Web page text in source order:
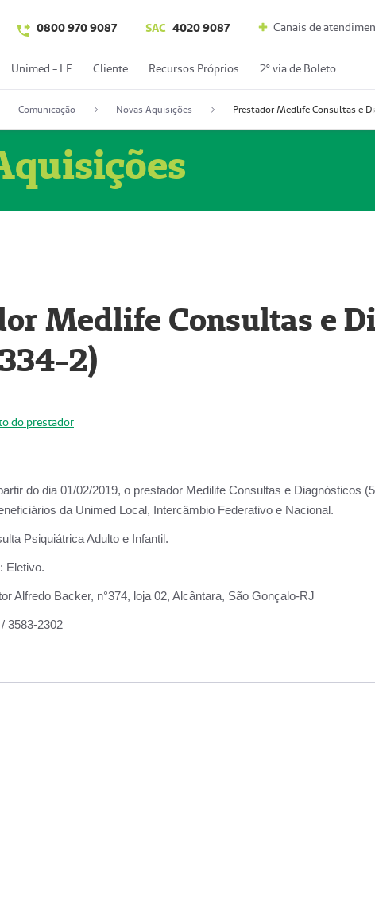
0800 970 9087 SAC 4020 9087 Canais de
Unimed - LF Cliente Recursos Próprios 2º via de Boleto
Comunicação Novas Aquisições
Medlife Consultas e
2)
do prestador
do dia 01/02/2019, o prestador Medilife Consultas e Diagnósticos
da Unimed Local, Intercâmbio Federativo e Nacional.
Psiquiátrica Adulto e Infantil.
Eletivo.
Alfredo Backer, n°374, loja 02, Alcântara, São Gonçalo-RJ
3583-2302